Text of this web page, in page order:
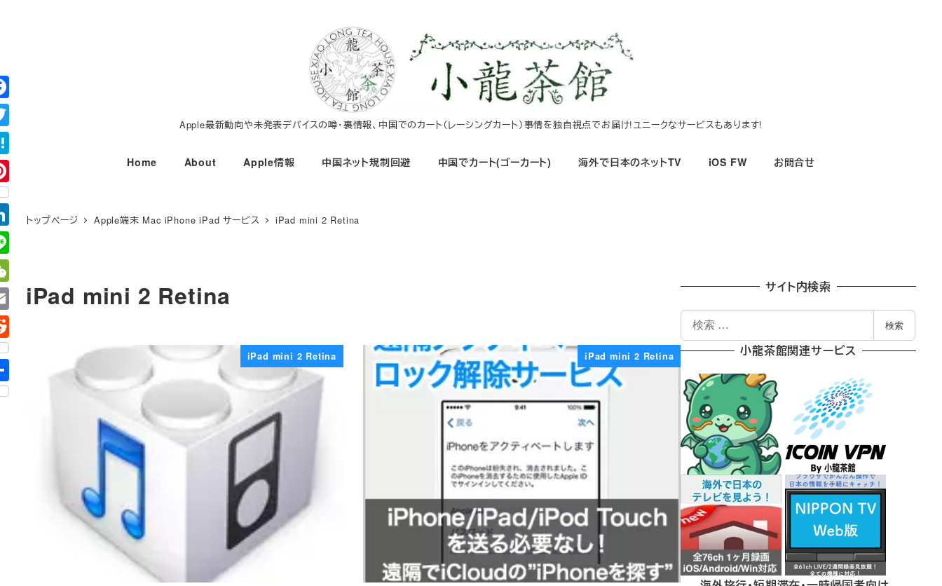
コ
ン
テ
ン
ツ
へ
移
動
Apple最新動向や未発表デバイスの噂・裏情報、中国でのカート（レーシングカート）事情を独自視点でお届け!ユニークなサービスもあります!
Home About Apple情報 中国ネット規制回避 中国でカート(ゴーカート) 海外で日本のネットTV iOS FW お問合せ
トップページ Apple端末 Mac iPhone iPad サービス iPad mini 2 Retina
iPad mini 2 Retina
iPad mini 2 Retina iPad mini 2 Retina
サイト内検索
索
検索
小龍茶館関連サービス